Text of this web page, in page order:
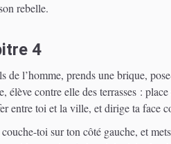
rebelle.
4
de l’homme, prends une brique,
élève contre elle des terrasses :
entre toi et la ville, et dirige ta face
toi sur ton côté gauche, et